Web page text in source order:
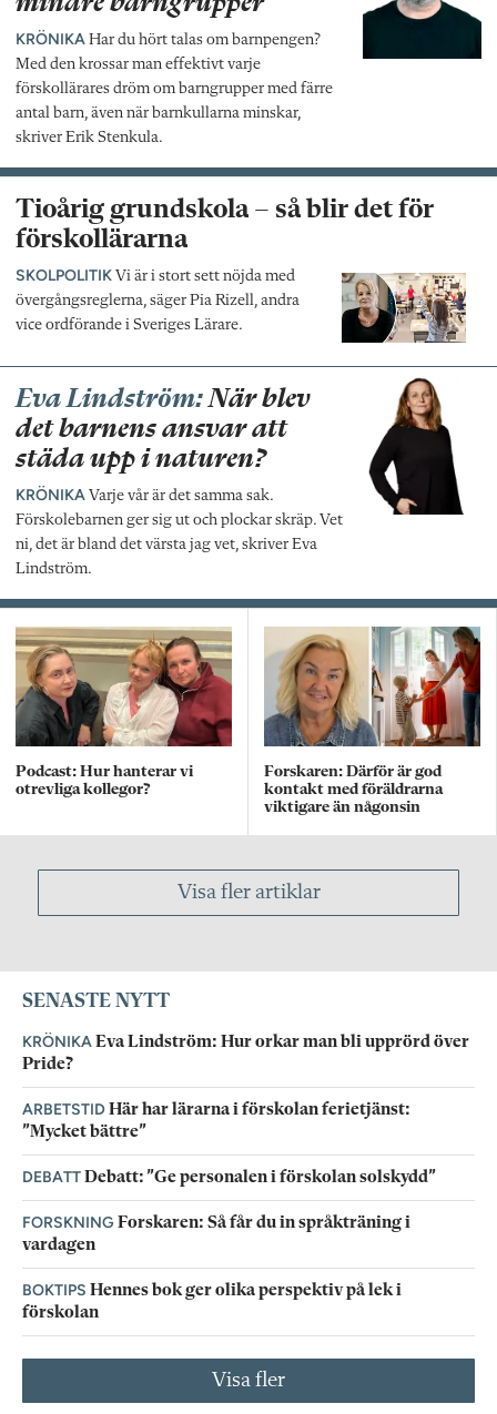
KRÖNIKA Har du hört talas om barnpengen?
Med den krossar man effektivt varje
förskollärares dröm om barngrupper med färre
antal barn, även när barnkullarna minskar,
skriver Erik Stenkula.
Tioårig grundskola – så blir det för
förskollärarna
SKOLPOLITIK Vi är i stort sett nöjda med
övergångsreglerna, säger Pia Rizell, andra
vice ordförande i Sveriges Lärare.
Eva Lindström:När blev
det barnens ansvar att
städa upp i naturen?
KRÖNIKA Varje vår är det samma sak.
Förskolebarnen ger sig ut och plockar skräp. Vet
ni, det är bland det värsta jag vet, skriver Eva
Lindström.
Podcast: Hur hanterar vi
otrevliga kollegor?
Forskaren: Därför är god
kontakt med föräldrarna
viktigare än någonsin
Visa fler artiklar
SENASTE NYTT
KRÖNIKA Eva Lindström: Hur orkar man bli upprörd över
Pride?
ARBETSTIDHär har lärarna i förskolan ferietjänst:
”Mycket bättre”
DEBATTDebatt: ”Ge personalen i förskolan solskydd”
FORSKNING Forskaren: Så får du in språkträning i
vardagen
BOKTIPS Hennes bok ger olika perspektiv på lek i
förskolan
Visa fler